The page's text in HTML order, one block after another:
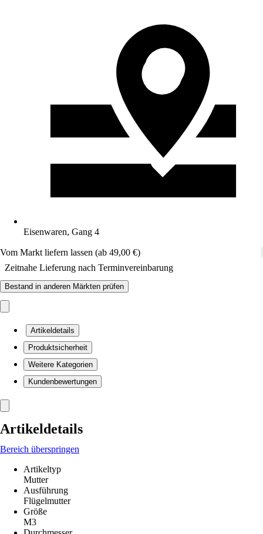
Eisenwaren, Gang 4
Vom Markt liefern lassen (ab 49,00 €)
Zeitnahe Lieferung nach Terminvereinbarung
Bestand in anderen Märkten prüfen
Artikeldetails
Produktsicherheit
Weitere Kategorien
Kundenbewertungen
Artikeldetails
Bereich überspringen
Artikeltyp
Mutter
Ausführung
Flügelmutter
Größe
M3